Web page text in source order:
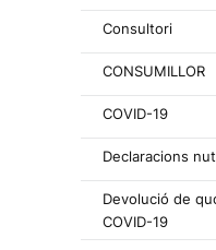
Consultori
CONSUMILLOR
COVID-19
Declaracions
Devolució de
COVID-19